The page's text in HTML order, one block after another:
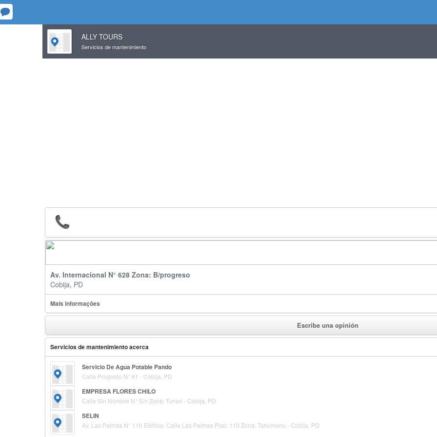
ALLY TOURS
Servicios de mantenimiento
Av. Internacional N° 628 Zona: B/progreso
Cobija, PD
Mais informações
Escribe una opinión
Servicios de mantenimiento acerca
Servicio De Agua Potable Pando
Calle Progreso N° 61 - Cobija, PD
EMPRESA FLORES CHILO
Calle Sin Nombre N° S/n Zona: Tunari - Cobija, PD
SELIN
Av. Las Palmas N° 110 Edificio: Calle Las Palmas Piso: 110 Zona: Tahumanu - Cobija, PD